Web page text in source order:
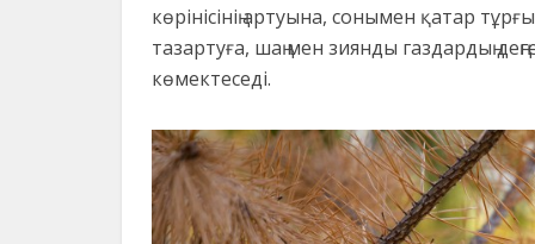
көрінісінің артуына, сонымен қатар
тазартуға, шаң мен зиянды газдардың
көмектеседі.